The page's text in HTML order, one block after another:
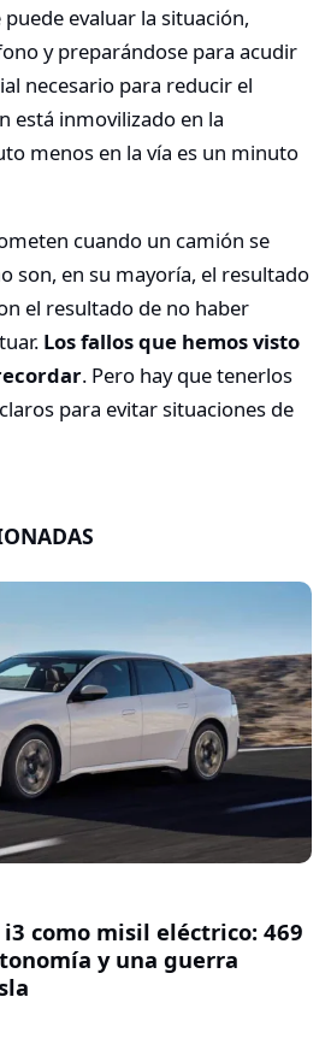
evaluar la situación,
y preparándose para acudir
necesario para reducir el
está inmovilizado en la
menos en la vía es un minuto
cuando un camión se
son, en su mayoría, el resultado
el resultado de no haber
Los fallos que hemos visto
. Pero hay que tenerlos
para evitar situaciones de
como misil eléctrico: 469
y una guerra